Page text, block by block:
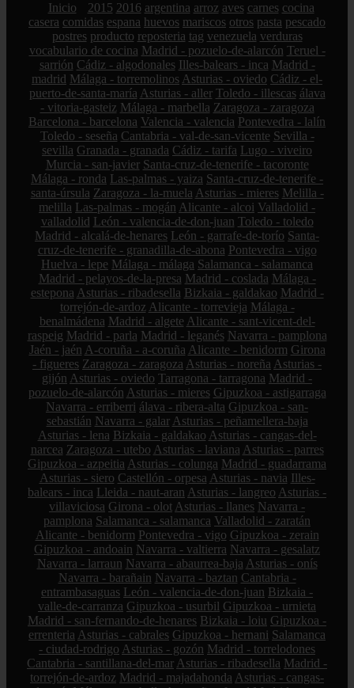
Inicio 2015 2016 argentina arroz aves carnes cocina
casera comidas espana huevos mariscos otros pasta pescado
postres producto reposteria tag venezuela verduras
vocabulario de cocina Madrid - pozuelo-de-alarcón Teruel -
sarrión Cádiz - algodonales Illes-balears - inca Madrid -
madrid Málaga - torremolinos Asturias - oviedo Cádiz - el-
puerto-de-santa-maría Asturias - aller Toledo - illescas álava
- vitoria-gasteiz Málaga - marbella Zaragoza - zaragoza
Barcelona - barcelona Valencia - valencia Pontevedra - lalín
Toledo - seseña Cantabria - val-de-san-vicente Sevilla -
sevilla Granada - granada Cádiz - tarifa Lugo - viveiro
Murcia - san-javier Santa-cruz-de-tenerife - tacoronte
Málaga - ronda Las-palmas - yaiza Santa-cruz-de-tenerife -
santa-úrsula Zaragoza - la-muela Asturias - mieres Melilla -
melilla Las-palmas - mogán Alicante - alcoi Valladolid -
valladolid León - valencia-de-don-juan Toledo - toledo
Madrid - alcalá-de-henares León - garrafe-de-torío Santa-
cruz-de-tenerife - granadilla-de-abona Pontevedra - vigo
Huelva - lepe Málaga - málaga Salamanca - salamanca
Madrid - pelayos-de-la-presa Madrid - coslada Málaga -
estepona Asturias - ribadesella Bizkaia - galdakao Madrid -
torrejón-de-ardoz Alicante - torrevieja Málaga -
benalmádena Madrid - algete Alicante - sant-vicent-del-
raspeig Madrid - parla Madrid - leganés Navarra - pamplona
Jaén - jaén A-coruña - a-coruña Alicante - benidorm Girona
- figueres Zaragoza - zaragoza Asturias - noreña Asturias -
gijón Asturias - oviedo Tarragona - tarragona Madrid -
pozuelo-de-alarcón Asturias - mieres Gipuzkoa - astigarraga
Navarra - erriberri álava - ribera-alta Gipuzkoa - san-
sebastián Navarra - galar Asturias - peñamellera-baja
Asturias - lena Bizkaia - galdakao Asturias - cangas-del-
narcea Zaragoza - utebo Asturias - laviana Asturias - parres
Gipuzkoa - azpeitia Asturias - colunga Madrid - guadarrama
Asturias - siero Castellón - orpesa Asturias - navia Illes-
balears - inca Lleida - naut-aran Asturias - langreo Asturias -
villaviciosa Girona - olot Asturias - llanes Navarra -
pamplona Salamanca - salamanca Valladolid - zaratán
Alicante - benidorm Pontevedra - vigo Gipuzkoa - zerain
Gipuzkoa - andoain Navarra - valtierra Navarra - gesalatz
Navarra - larraun Navarra - abaurrea-baja Asturias - onís
Navarra - barañain Navarra - baztan Cantabria -
entrambasaguas León - valencia-de-don-juan Bizkaia -
valle-de-carranza Gipuzkoa - usurbil Gipuzkoa - urnieta
Madrid - san-fernando-de-henares Bizkaia - loiu Gipuzkoa -
errenteria Asturias - cabrales Gipuzkoa - hernani Salamanca
- ciudad-rodrigo Asturias - gozón Madrid - torrelodones
Cantabria - santillana-del-mar Asturias - ribadesella Madrid -
torrejón-de-ardoz Madrid - majadahonda Asturias - cangas-